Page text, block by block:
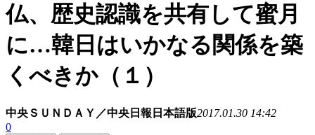
仏、歴史認識を共有して蜜月
に…韓日はいかなる関係を築
くべきか（１）
中央ＳＵＮＤＡＹ／中央日報日本語版2017.01.30 14:42
0